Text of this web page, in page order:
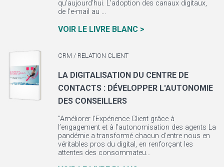
qu’aujourd’hui. L’adoption des canaux digitaux,
de l’e-mail au ...
VOIR LE LIVRE BLANC >
CRM / RELATION CLIENT
LA DIGITALISATION DU CENTRE DE
CONTACTS : DÉVELOPPER L'AUTONOMIE
DES CONSEILLERS
"Améliorer l’Expérience Client grâce à
l’engagement et à l’autonomisation des agents La
pandémie a transformé chacun d’entre nous en
véritables pros du digital, en renforçant les
attentes des consommateu...